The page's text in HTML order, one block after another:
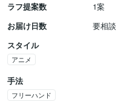
ラフ提案数
1案
お届け日数
要相談
スタイル
アニメ
手法
フリーハンド